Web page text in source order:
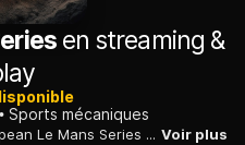
en streaming &
Sports mécaniques
For more than 10 years, the European Le Mans Series has been the race series of choice for the top teams and drivers from around the globe wishing to compete at the world's most famous race, the 24 Hours of Le Mans. Voir plus